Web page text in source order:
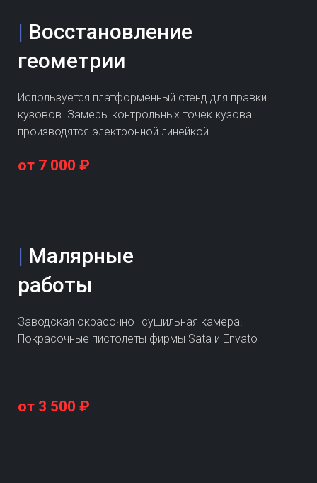
| Восстановление
геометрии
Используется платформенный стенд для правки
кузовов. Замеры контрольных точек кузова
производятся электронной линейкой
от 7 000 ₽
| Малярные
работы
Заводская окрасочно–сушильная камера.
Покрасочные пистолеты фирмы Sata и Envato
от 3 500 ₽